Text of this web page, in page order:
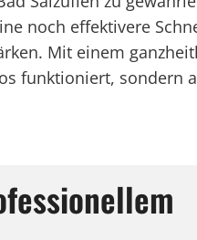
noch effektivere
Mit einem
funktioniert, sondern